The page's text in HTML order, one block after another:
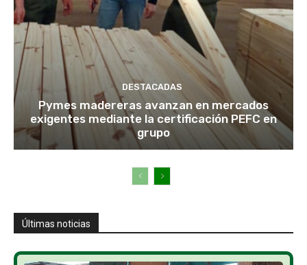
DESTACADAS
Pymes madereras avanzan en mercados
exigentes mediante la certificación PEFC en
grupo
Últimas noticias